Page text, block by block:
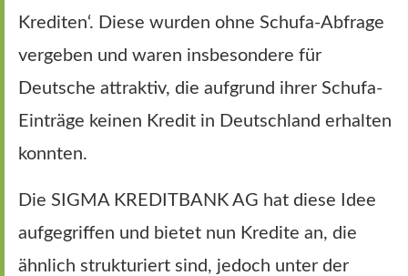
Krediten‘. Diese wurden ohne Schufa-Abfrage
vergeben und waren insbesondere für
Deutsche attraktiv, die aufgrund ihrer Schufa-
Einträge keinen Kredit in Deutschland erhalten
konnten.
Die SIGMA KREDITBANK AG hat diese Idee
aufgegriffen und bietet nun Kredite an, die
ähnlich strukturiert sind, jedoch unter der